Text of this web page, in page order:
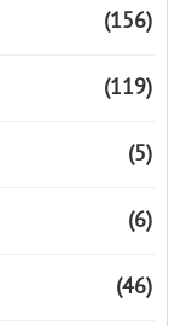
(156)
(119)
(5)
(6)
(46)